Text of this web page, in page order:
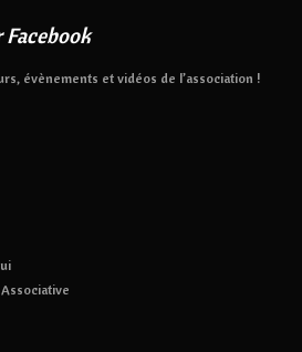
évènements et vidéos de l’association !